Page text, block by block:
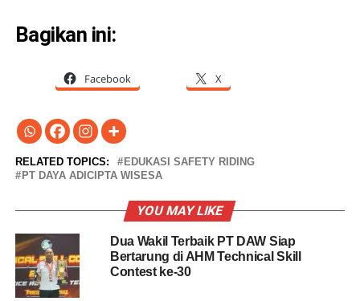
Bagikan ini:
Facebook X
RELATED TOPICS:
EDUKASI SAFETY RIDING
PT DAYA ADICIPTA WISESA
YOU MAY LIKE
Dua Wakil Terbaik PT DAW Siap
Bertarung di AHM Technical Skill
Contest ke-30